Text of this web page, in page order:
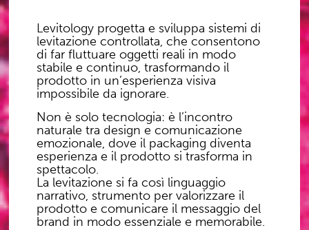
Levitology progetta e sviluppa sistemi di
levitazione controllata, che consentono
di far fluttuare oggetti reali in modo
stabile e continuo, trasformando il
prodotto in un’esperienza visiva
impossibile da ignorare.
Non è solo tecnologia: è l’incontro
naturale tra design e comunicazione
emozionale, dove il packaging diventa
esperienza e il prodotto si trasforma in
spettacolo.
La levitazione si fa così linguaggio
narrativo, strumento per valorizzare il
prodotto e comunicare il messaggio del
brand in modo essenziale e memorabile.